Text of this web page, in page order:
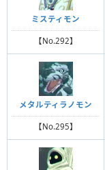
ミスティモン
【No.292】
メタルティラノモン
【No.295】